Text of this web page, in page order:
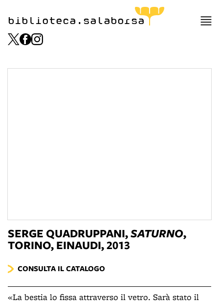
biblioteca.salaborsa
SERGE QUADRUPPANI,SATURNO,
TORINO, EINAUDI, 2013
CONSULTA IL CATALOGO
«La bestia lo fissa attraverso il vetro. Sarà stato il